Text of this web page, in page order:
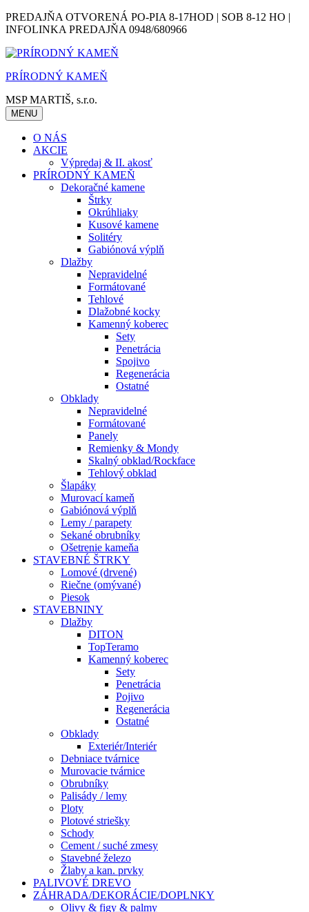
Skip
to
PREDAJŇA OTVORENÁ PO-PIA 8-17HOD | SOB 8-12 HO |
INFOLINKA PREDAJŇA 0948/680966
PRÍRODNÝ KAMEŇ
MSP MARTIŠ, s.r.o.
MENU
O NÁS
AKCIE
Výpredaj & II. akosť
PRÍRODNÝ KAMEŇ
Dekoračné kamene
Štrky
Okrúhliaky
Kusové kamene
Solitéry
Gabiónová výplň
Dlažby
Nepravidelné
Formátované
Tehlové
Dlažobné kocky
Kamenný koberec
Sety
Penetrácia
Spojivo
Regenerácia
Ostatné
Obklady
Nepravidelné
Formátované
Panely
Remienky & Mondy
Skalný obklad/Rockface
Tehlový obklad
Šlapáky
Murovací kameň
Gabiónová výplň
Lemy / parapety
Sekané obrubníky
Ošetrenie kameňa
STAVEBNÉ ŠTRKY
Lomové (drvené)
Riečne (omývané)
Piesok
STAVEBNINY
Dlažby
DITON
TopTeramo
Kamenný koberec
Sety
Penetrácia
Pojivo
Regenerácia
Ostatné
Obklady
Exteriér/Interiér
Debniace tvárnice
Murovacie tvárnice
Obrubníky
Palisády / lemy
Ploty
Plotové striešky
Schody
Cement / suché zmesy
Stavebné železo
Žlaby a kan. prvky
PALIVOVÉ DREVO
ZÁHRADA/DEKORÁCIE/DOPLNKY
Olivy & figy & palmy